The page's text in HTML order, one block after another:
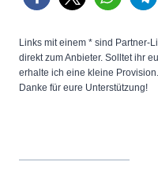
Links mit einem * sind Partner-
direkt zum Anbieter. Solltet ihr
erhalte ich eine kleine
Danke für eure Unterstützung!